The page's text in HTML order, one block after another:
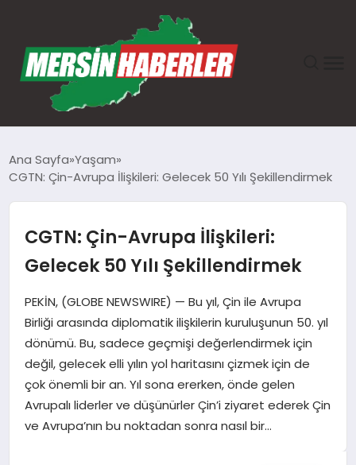
GÜNDEM
EKONOMI
SAĞLIK
TEKNOLOJI
YAŞAM
Ana Sayfa Yaşam
CGTN: Çin-Avrupa İlişkileri: Gelecek 50 Yılı Şekillendirmek
CGTN: Çin-Avrupa İlişkileri:
Gelecek 50 Yılı Şekillendirmek
PEKİN, (GLOBE NEWSWIRE) — Bu yıl, Çin ile Avrupa
Birliği arasında diplomatik ilişkilerin kuruluşunun 50. yıl
dönümü. Bu, sadece geçmişi değerlendirmek için
değil, gelecek elli yılın yol haritasını çizmek için de
çok önemli bir an. Yıl sona ererken, önde gelen
Avrupalı liderler ve düşünürler Çin’i ziyaret ederek Çin
ve Avrupa’nın bu noktadan sonra nasıl bir…